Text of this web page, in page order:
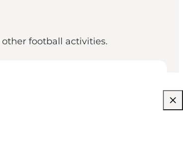
football activities.